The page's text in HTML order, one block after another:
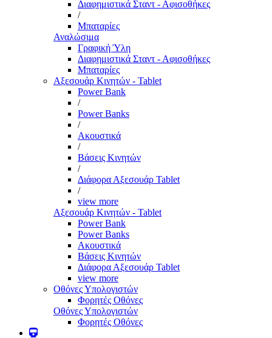
Διαφημιστικά Σταντ - Αφισοθήκες
/
Μπαταρίες
Αναλώσιμα
Γραφική Ύλη
Διαφημιστικά Σταντ - Αφισοθήκες
Μπαταρίες
Αξεσουάρ Κινητών - Tablet
Power Bank
/
Power Banks
/
Ακουστικά
/
Βάσεις Κινητών
/
Διάφορα Αξεσουάρ Tablet
/
view more
Αξεσουάρ Κινητών - Tablet
Power Bank
Power Banks
Ακουστικά
Βάσεις Κινητών
Διάφορα Αξεσουάρ Tablet
view more
Οθόνες Υπολογιστών
Φορητές Οθόνες
Οθόνες Υπολογιστών
Φορητές Οθόνες